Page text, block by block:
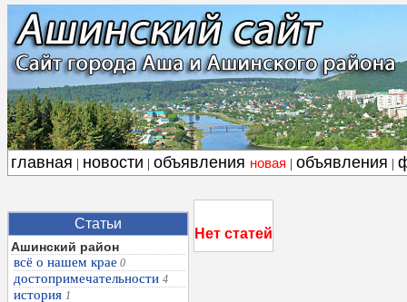
главная новости объявления новая объявления
Статьи
Ашинский район
всё о нашем крае 0
достопримечательности 4
история 1
Нет статей